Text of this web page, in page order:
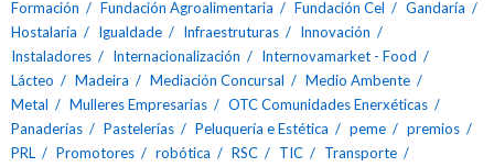
Formación
Fundación Agroalimentaria Fundación Cel
Gandaría
Hostalaría
Igualdade Infraestruturas
Innovación
Instaladores
Internacionalización
Internovamarket - Food
Lácteo
Madeira Mediación Concursal
Medio Ambente
Metal
Mulleres Empresarias
OTC Comunidades Enerxéticas
Panaderías
Pastelerías Peluquería e Estética peme
premios
PRL
Promotores robótica RSC TIC
Transporte